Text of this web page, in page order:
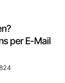
per E-Mail